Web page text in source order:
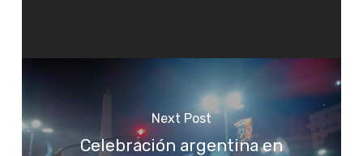
Next Post
Celebración argentina en